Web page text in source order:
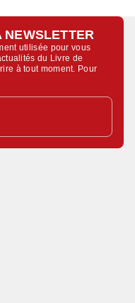
utilisée pour vous
du Livre de
à tout moment. Pour